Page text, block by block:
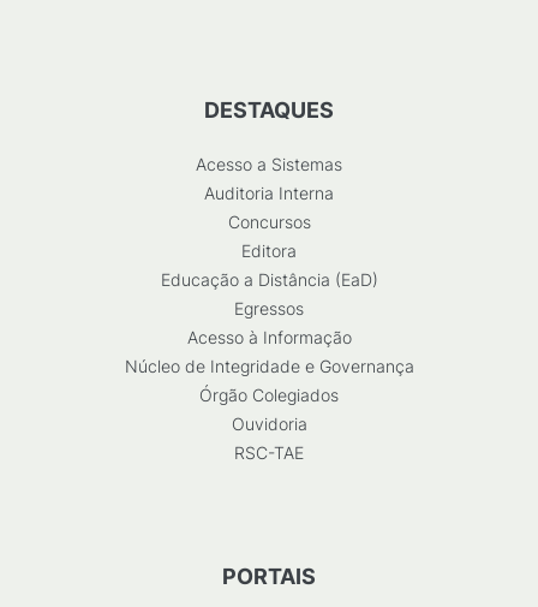
DESTAQUES
Acesso a Sistemas
Auditoria Interna
Concursos
Editora
Educação a Distância (EaD)
Egressos
Acesso à Informação
Núcleo de Integridade e Governança
Órgão Colegiados
Ouvidoria
RSC-TAE
PORTAIS